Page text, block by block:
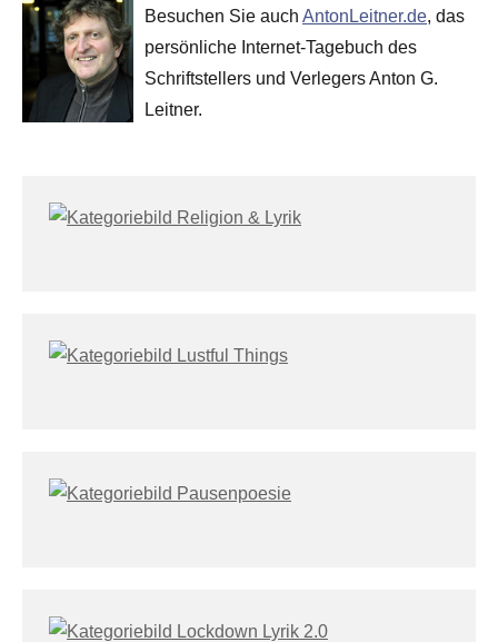
Besuchen Sie auch AntonLeitner.de, das
persönliche Internet-Tagebuch des
Schriftstellers und Verlegers Anton G.
Leitner.